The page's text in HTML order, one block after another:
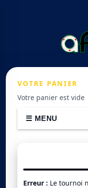
VOTRE PANIER
Votre panier est vide
☰ MENU
Erreur : Le tournoi